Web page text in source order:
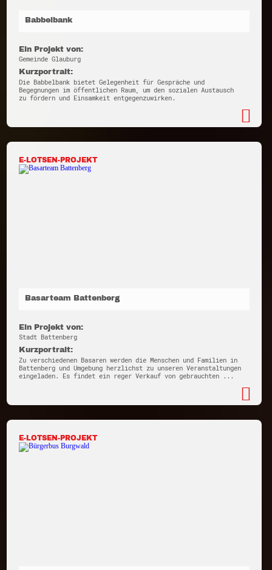
Babbelbank
Ein Projekt von:
Gemeinde Glauburg
Kurzportrait:
Die Babbelbank bietet Gelegenheit für Gespräche und
Begegnungen im öffentlichen Raum, um den sozialen Austausch
zu fördern und Einsamkeit entgegenzuwirken.
E-LOTSEN-PROJEKT
Basarteam Battenberg
Ein Projekt von:
Stadt Battenberg
Kurzportrait:
Zu verschiedenen Basaren werden die Menschen und Familien in
Battenberg und Umgebung herzlichst zu unseren Veranstaltungen
eingeladen. Es findet ein reger Verkauf von gebrauchten ...
E-LOTSEN-PROJEKT